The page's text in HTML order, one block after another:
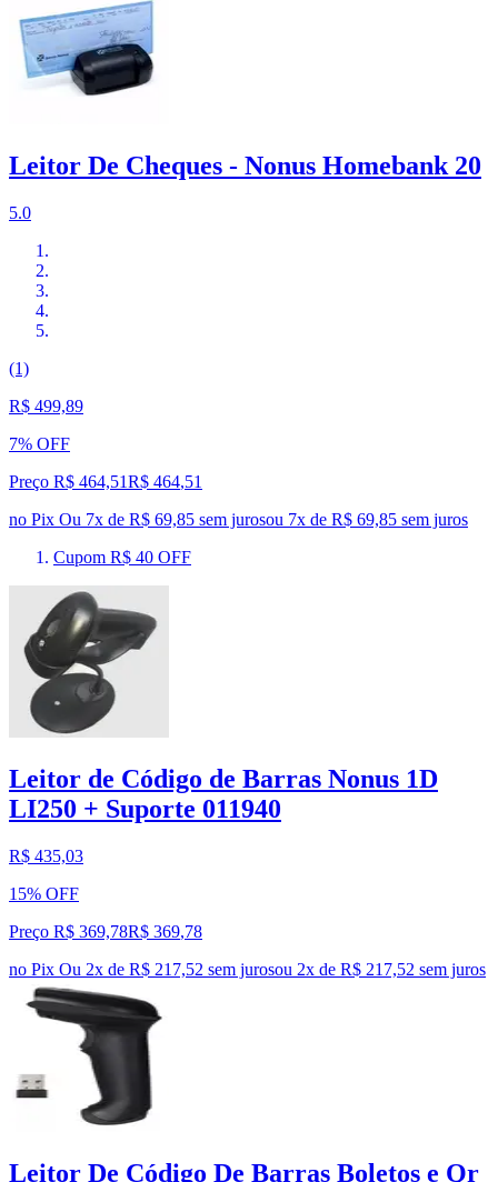
Leitor De Cheques - Nonus Homebank 20
5.0
(1)
R$ 499,89
7% OFF
Preço R$ 464,51R$ 464,51
no Pix Ou 7x de R$ 69,85 sem jurosou 7x de R$ 69,85 sem juros
Cupom R$ 40 OFF
Leitor de Código de Barras Nonus 1D
LI250 + Suporte 011940
R$ 435,03
15% OFF
Preço R$ 369,78R$ 369,78
no Pix Ou 2x de R$ 217,52 sem jurosou 2x de R$ 217,52 sem juros
Leitor De Código De Barras Boletos e Qr